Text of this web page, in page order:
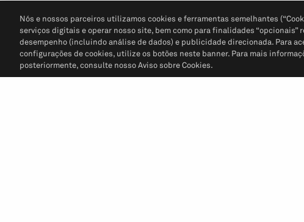
Nós e nossos parceiros utilizamos cookies e ferramentas semelhantes
serviços digitais e operar nosso site, bem como para finalidades “opcionais”
desempenho (incluindo análise de dados) e publicidade direcionada. Para
configurações de cookies, utilize os botões neste banner. Para mais
posteriormente, consulte nosso Aviso sobre Cookies.